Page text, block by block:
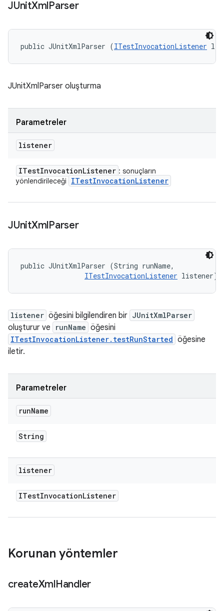
JUnitXmlParser
public JUnitXmlParser (ITestInvocationListener
JUnitXmlParser oluşturma
Parametreler
listener
ITestInvocationListener : sonuçların
yönlendirileceği
ITestInvocationListener
JUnitXmlParser
public JUnitXmlParser (String runName,
ITestInvocationListener listener)
listener öğesini bilgilendiren bir JUnitXmlParser
oluşturur ve runName öğesini
ITestInvocationListener.testRunStarted öğesine
iletir.
Parametreler
runName
String
listener
ITestInvocationListener
Korunan yöntemler
createXmlHandler